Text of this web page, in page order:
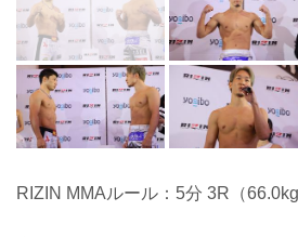
RIZIN MMAルール：5分 3R（66.0kg